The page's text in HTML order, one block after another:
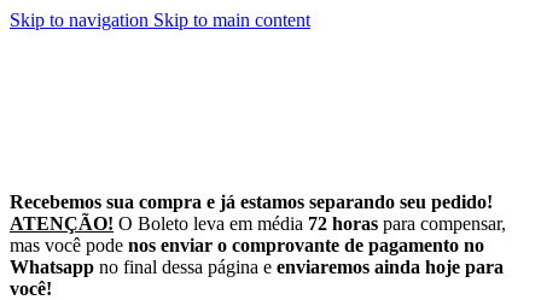
Skip to navigation Skip to main content
Recebemos sua compra e já estamos separando seu pedido!
ATENÇÃO! O Boleto leva em média 72 horas para compensar,
mas você pode nos enviar o comprovante de pagamento no
Whatsapp no final dessa página e enviaremos ainda hoje para
você!